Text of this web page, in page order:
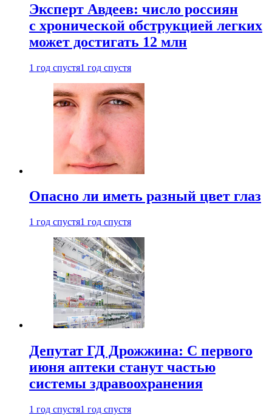
Эксперт Авдеев: число россиян
с хронической обструкцией легких
может достигать 12 млн
1 год спустя1 год спустя
Опасно ли иметь разный цвет глаз
1 год спустя1 год спустя
Депутат ГД Дрожжина: С первого
июня аптеки станут частью
системы здравоохранения
1 год спустя1 год спустя